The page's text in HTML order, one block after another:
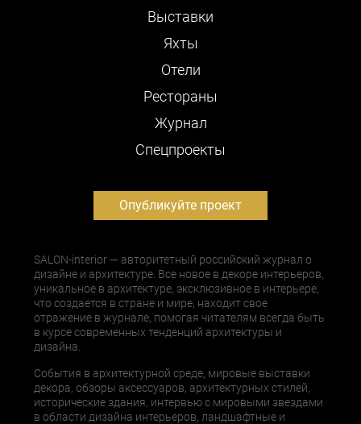
Выставки
Яхты
Отели
Рестораны
Журнал
Cпецпроекты
Опубликуйте проект
SALON-interior — авторитетный российский журнал о
дизайне и архитектуре. Все новое в декоре интерьеров,
уникальное в архитектуре, эксклюзивное в интерьере,
что создается в стране и мире, находит свое
отражение в журнале, помогая читателям всегда быть
в курсе современных тенденций архитектуры и
дизайна.
События в архитектурной среде, мировые выставки
декора, обзоры аксессуаров, архитектурных стилей,
исторические здания, интервью с мировыми звездами
в области дизайна интерьеров, ландшафтные и